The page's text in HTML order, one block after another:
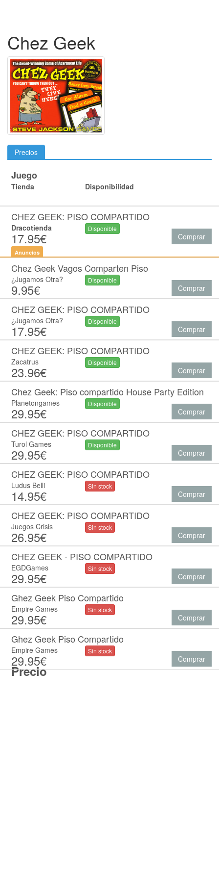
Chez Geek
Precios
Juego
Tienda
Precio
Disponibilidad
CHEZ GEEK: PISO COMPARTIDO
Dracotienda
17.95€
Disponible
Comprar
Anuncios
Chez Geek Vagos Comparten Piso
¿Jugamos Otra?
9.95€
Disponible
Comprar
CHEZ GEEK: PISO COMPARTIDO
¿Jugamos Otra?
17.95€
Disponible
Comprar
CHEZ GEEK: PISO COMPARTIDO
Zacatrus
23.96€
Disponible
Comprar
Chez Geek: Piso compartido House Party Edition
Planetongames
29.95€
Disponible
Comprar
CHEZ GEEK: PISO COMPARTIDO
Turol Games
29.95€
Disponible
Comprar
CHEZ GEEK: PISO COMPARTIDO
Ludus Belli
14.95€
Sin stock
Comprar
CHEZ GEEK: PISO COMPARTIDO
Juegos Crisis
26.95€
Sin stock
Comprar
CHEZ GEEK - PISO COMPARTIDO
EGDGames
29.95€
Sin stock
Comprar
Ghez Geek Piso Compartido
Empire Games
29.95€
Sin stock
Comprar
Ghez Geek Piso Compartido
Empire Games
29.95€
Sin stock
Comprar